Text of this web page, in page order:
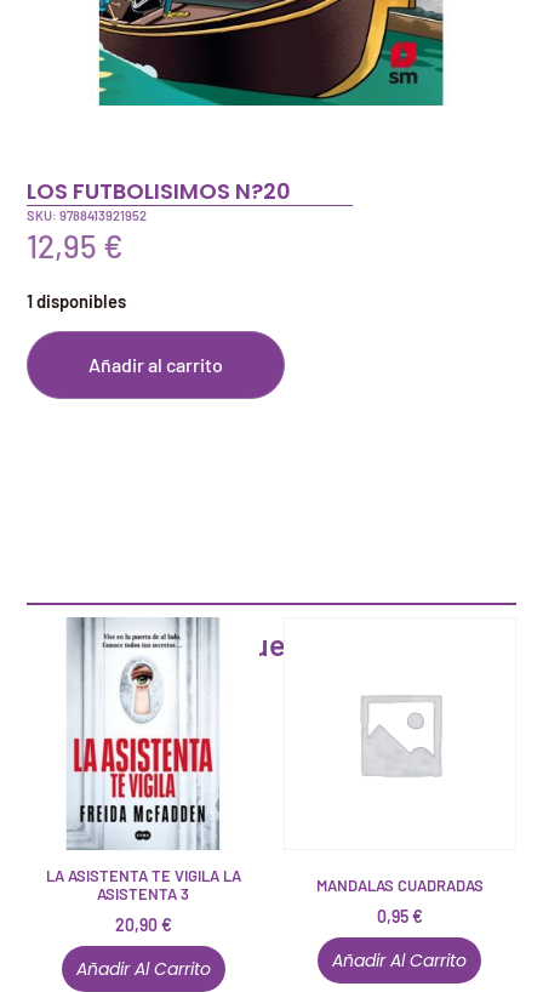
LOS FUTBOLISIMOS N?20
SKU: 9788413921952
12,95 €
1 disponibles
Añadir al carrito
Artículos que pueden interesarte
LA ASISTENTA TE VIGILA LA
ASISTENTA 3
20,90€
Añadir Al Carrito
MANDALAS CUADRADAS
0,95€
Añadir Al Carrito